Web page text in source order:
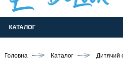
КАТАЛОГ
Головна Каталог Дитячий